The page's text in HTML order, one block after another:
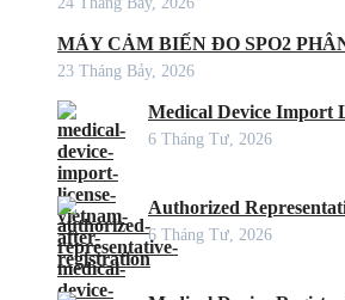
MÁY CẢM BIẾN ĐO SPO2
23 Tháng Bảy, 2026
Medical Device Import
6 Tháng Tư, 2026
Authorized
6 Tháng Tư, 2026